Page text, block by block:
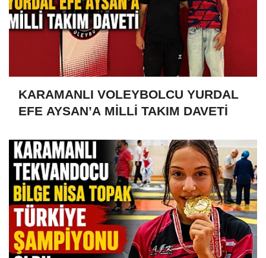
KARAMANLI VOLEYBOLCU YURDAL
EFE AYSAN’A MİLLİ TAKIM DAVETİ